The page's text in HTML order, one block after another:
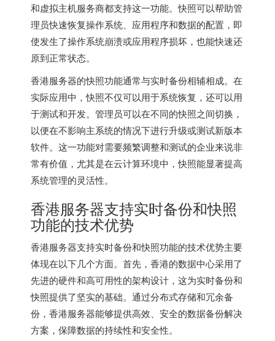
和虚拟主机服务商都支持这一功能。快照可以帮助管
理员快速恢复操作系统、应用程序和数据的配置，即
使发生了操作系统崩溃或应用程序损坏，也能快速还
原到正常状态。
香港服务器的快照功能通常与实时备份相辅相成。在
实际应用中，快照不仅可以用于系统恢复，还可以用
于测试和开发。管理员可以在不同的快照之间切换，
以便在不影响主系统的情况下进行升级或测试新版本
软件。这一功能对需要频繁调整和测试的企业来说非
常有价值，尤其是在云计算环境中，快照能显著提高
系统管理的灵活性。
香港服务器支持实时备份和快照
功能的技术优势
香港服务器支持实时备份和快照功能的技术优势主要
体现在以下几个方面。首先，香港的数据中心采用了
先进的硬件和高可用性的架构设计，这为实时备份和
快照提供了坚实的基础。通过分布式存储和冗余备
份，香港服务器能够提供高效、安全的数据备份解决
方案，保障数据的持续性和安全性。